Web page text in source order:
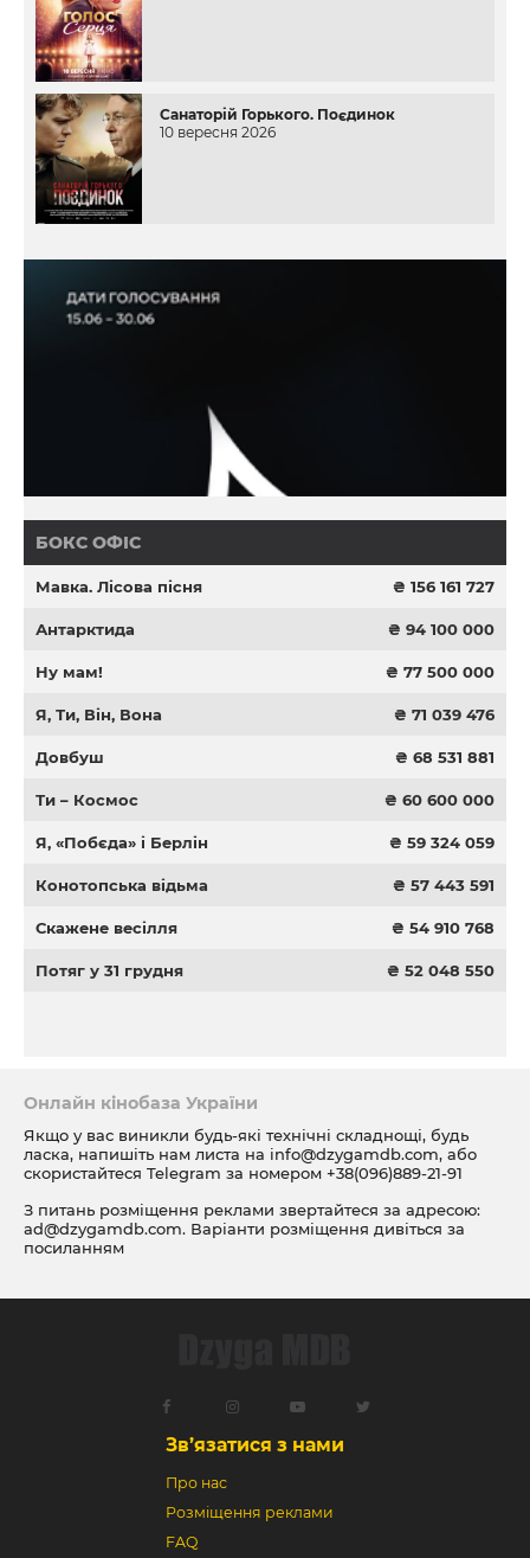
Санаторій Горького. Поєдинок
10 вересня 2026
БОКС ОФІС
Мавка. Лісова пісня ₴ 156 161 727
Антарктида ₴ 94 100 000
Ну мам! ₴ 77 500 000
Я, Ти, Він, Вона ₴ 71 039 476
Довбуш ₴ 68 531 881
Ти – Космос ₴ 60 600 000
Я, «Побєда» і Берлін ₴ 59 324 059
Конотопська відьма ₴ 57 443 591
Скажене весілля ₴ 54 910 768
Потяг у 31 грудня ₴ 52 048 550
Онлайн кінобаза України
Якщо у вас виникли будь-які технічні складнощі, будь
ласка, напишіть нам листа на info@dzygamdb.com, або
скористайтеся Telegram за номером +38(096)889-21-91
З питань розміщення реклами звертайтеся за адресою:
ad@dzygamdb.com. Варіанти розміщення дивіться за
посиланням
Зв’язатися з нами
Про нас
Розміщення реклами
FAQ